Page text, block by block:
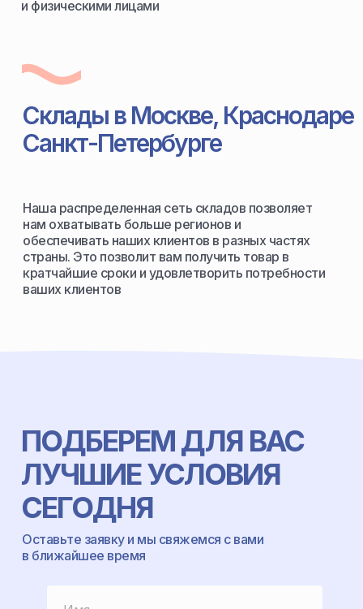
и физическими лицами
Склады в Москве, Краснодаре
Санкт-Петербурге
Наша распределенная сеть складов позволяет
нам охватывать больше регионов и
обеспечивать наших клиентов в разных частях
страны. Это позволит вам получить товар в
кратчайшие сроки и удовлетворить потребности
ваших клиентов
ПОДБЕРЕМ ДЛЯ ВАС
ЛУЧШИЕ УСЛОВИЯ
СЕГОДНЯ
Оставьте заявку и мы свяжемся с вами
в ближайшее время